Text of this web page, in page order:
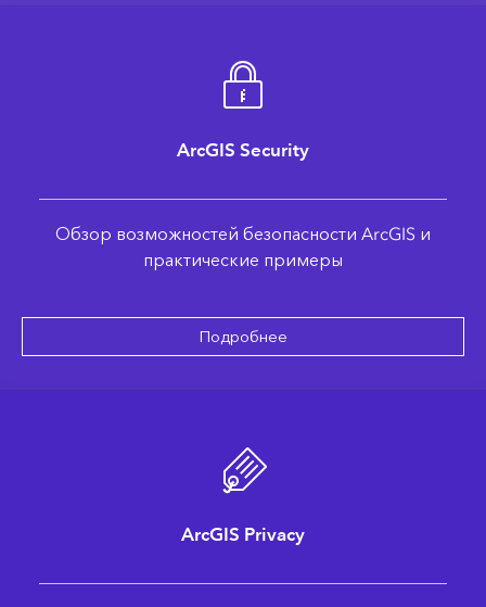
ArcGIS Security
Обзор возможностей безопасности ArcGIS и
практические примеры
Подробнее
ArcGIS Privacy